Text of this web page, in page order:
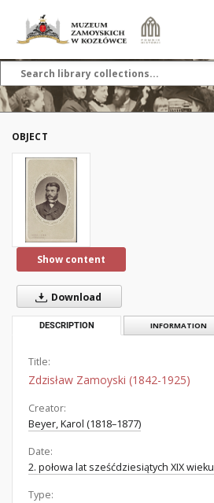
OBJECT
Show content
Download
DESCRIPTION INFORMATION
Title:
Zdzisław Zamoyski (1842-1925)
Creator:
Beyer, Karol (1818–1877)
Date:
2. połowa lat sześćdziesiątych XIX wieku
Type: